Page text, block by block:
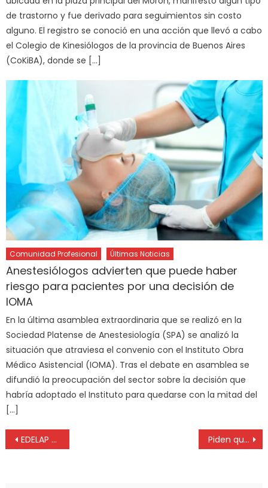
de trastorno y fue derivado para seguimientos sin costo
alguno. El registro se conoció en una acción que llevó a cabo
el Colegio de Kinesiólogos de la provincia de Buenos Aires
(CoKiBA), donde se […]
Comunidad Profesional Últimas Noticias
Anestesiólogos advierten que puede haber
riesgo para pacientes por una decisión de
IOMA
En la última asamblea extraordinaria que se realizó en la
Sociedad Platense de Anestesiología (SPA) se analizó la
situación que atraviesa el convenio con el Instituto Obra
Médico Asistencial (IOMA). Tras el debate en asamblea se
difundió la preocupación del sector sobre la decisión que
habría adoptado el Instituto para quedarse con la mitad del
[…]
EDELAP construyó una nueva Subestación en Magdalena para impulsar el desarrollo regional Piden que Capital resuelva la venta de los test rápidos de Covid-19 para evitar “un circuito ilegal en la provincia”